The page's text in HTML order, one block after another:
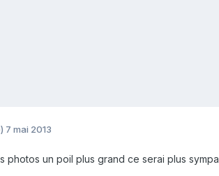
7 mai 2013
photos un poil plus grand ce serai plus sympa